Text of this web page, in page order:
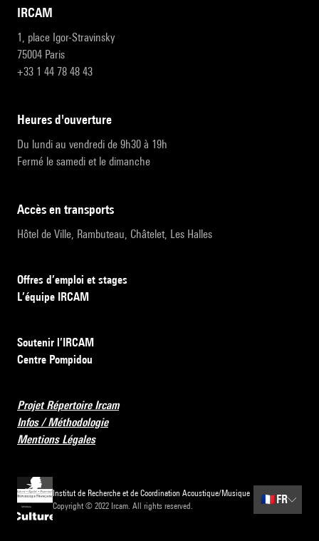
IRCAM
1, place Igor-Stravinsky
75004 Paris
+33 1 44 78 48 43
heures d'ouverture
Du lundi au vendredi de 9h30 à 19h
Fermé le samedi et le dimanche
accès en transports
Hôtel de Ville, Rambuteau, Châtelet, Les Halles
Offres d’emploi et stages
L’équipe IRCAM
Soutenir l’IRCAM
Centre Pompidou
Projet Répertoire Ircam
Infos / Méthodologie
Mentions Légales
Institut de Recherche et de Coordination Acoustique/Musique
Copyright © 2022 Ircam. All rights reserved.
🇫🇷 FR